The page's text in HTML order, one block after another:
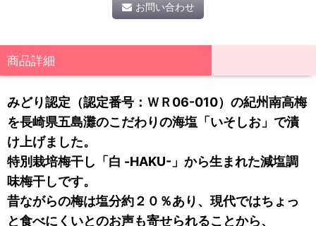
お問い合わせ
商品詳細
みどり認定（認定番号：ＷＲ06-010）の紀州南高梅
を長崎県五島灘のこだわりの海塩「いそしお」で漬
け上げました。
特別栽培梅干し「白 -HAKU-」から生まれた減塩調
味梅干しです。
昔ながらの梅は塩分約２０％あり、現代ではちょっ
と食べにくいとのお声も寄せられることから、